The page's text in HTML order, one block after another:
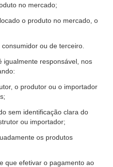
no mercado;
o produto no mercado, o
ou de terceiro.
igualmente responsável, nos
o produtor ou o importador
sem identificação clara do
ou importador;
os produtos
que efetivar o pagamento ao